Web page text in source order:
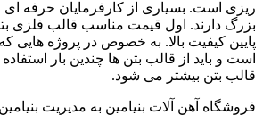
ریزی است. بسیاری از کارفرمایان حرفه ای و
بزرگ دارند. اول قیمت مناسب قالب فلزی
پایین کیفیت بالا. به خصوص در پروژه هایی
است و باید از قالب بتن ها چندین بار
قالب بتن بیشتر می شود.